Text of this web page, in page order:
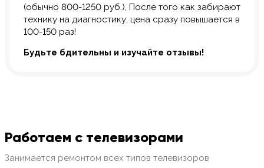
(обычно 800-1250 руб.), После того как забирают
технику на диагностику, цена сразу повышается в
100-150 раз!
Будьте бдительны и изучайте отзывы!
Работаем с телевизорами
Занимается ремонтом всех типов телевизоров